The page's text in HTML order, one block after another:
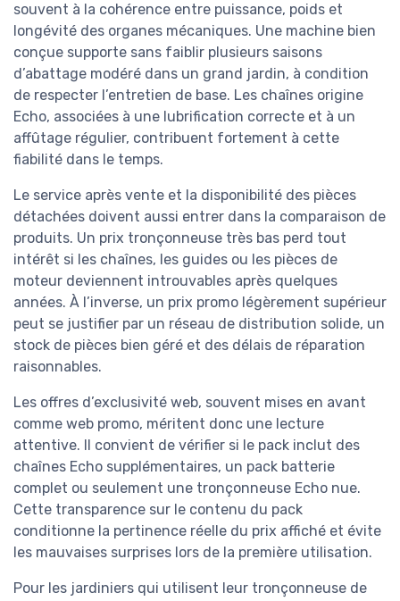
souvent à la cohérence entre puissance, poids et
longévité des organes mécaniques. Une machine bien
conçue supporte sans faiblir plusieurs saisons
d’abattage modéré dans un grand jardin, à condition
de respecter l’entretien de base. Les chaînes origine
Echo, associées à une lubrification correcte et à un
affûtage régulier, contribuent fortement à cette
fiabilité dans le temps.
Le service après vente et la disponibilité des pièces
détachées doivent aussi entrer dans la comparaison de
produits. Un prix tronçonneuse très bas perd tout
intérêt si les chaînes, les guides ou les pièces de
moteur deviennent introuvables après quelques
années. À l’inverse, un prix promo légèrement supérieur
peut se justifier par un réseau de distribution solide, un
stock de pièces bien géré et des délais de réparation
raisonnables.
Les offres d’exclusivité web, souvent mises en avant
comme web promo, méritent donc une lecture
attentive. Il convient de vérifier si le pack inclut des
chaînes Echo supplémentaires, un pack batterie
complet ou seulement une tronçonneuse Echo nue.
Cette transparence sur le contenu du pack
conditionne la pertinence réelle du prix affiché et évite
les mauvaises surprises lors de la première utilisation.
Pour les jardiniers qui utilisent leur tronçonneuse de